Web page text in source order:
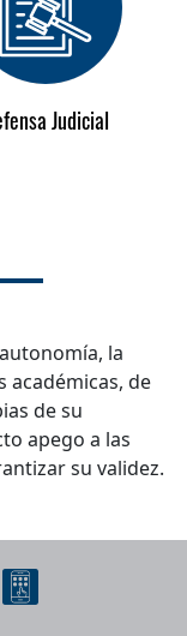
Judicial
la
académicas, de
de su
apego a las
su validez.
redes sociales y